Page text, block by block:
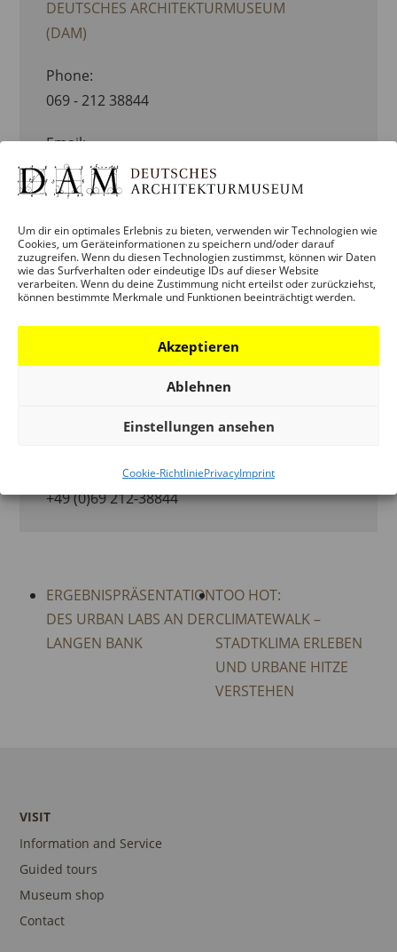
Um dir ein optimales Erlebnis zu bieten, verwenden wir Technologien wie
Cookies, um Geräteinformationen zu speichern und/oder darauf
zuzugreifen. Wenn du diesen Technologien zustimmst, können wir Daten
wie das Surfverhalten oder eindeutige IDs auf dieser Website
verarbeiten. Wenn du deine Zustimmung nicht erteilst oder zurückziehst,
können bestimmte Merkmale und Funktionen beeinträchtigt werden.
Akzeptieren
Ablehnen
Einstellungen ansehen
Cookie-RichtliniePrivacyImprint
ORT
DEUTSCHES ARCHITEKTURMUSEUM
(DAM)
+49 (0)69 212-38844
DEUTSCHES ARCHITEKTURMUSEUM
(DAM)
Phone:
069 - 212 38844
Email:
info.dam@stadt-frankfurt.de
VIEW ORGANISATOR WEBSITE
ERGEBNISPRÄSENTATION
DES URBAN LABS AN DER
LANGEN BANK
TOO HOT:
CLIMATEWALK –
STADTKLIMA ERLEBEN
UND URBANE HITZE
VERSTEHEN
VISIT
Information and Service
Guided tours
Museum shop
Contact